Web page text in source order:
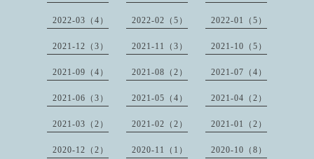
2022-03（4） 2022-02（5） 2022-01（5）
2021-12（3） 2021-11（3） 2021-10（5）
2021-09（4） 2021-08（2） 2021-07（4）
2021-06（3） 2021-05（4） 2021-04（2）
2021-03（2） 2021-02（2） 2021-01（2）
2020-12（2） 2020-11（1） 2020-10（8）